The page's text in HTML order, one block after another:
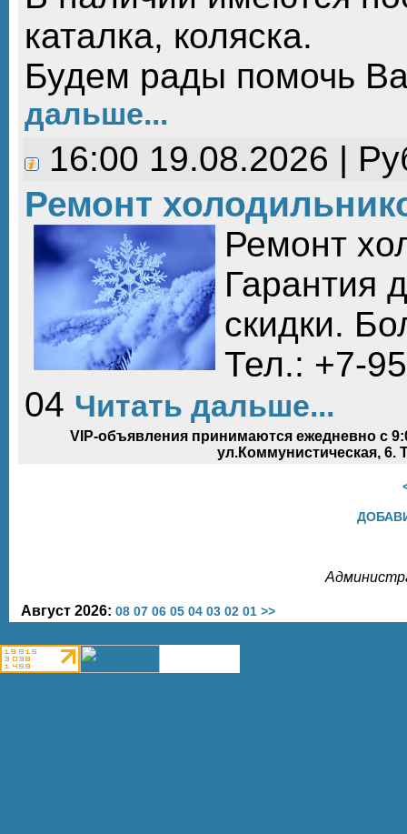
каталка, коляска.
Будем рады помочь
дальше...
16:00 19.08.2026 |
Ремонт
Ремонт
Гарантия
скидки.
Тел.: +7-
04 Читать дальше...
VIP-объявления принимаются ежедневно с
ул.Коммунистическая, 6.
Август 2026: 08 07 06 05 04 03 02 01 >>